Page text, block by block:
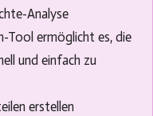
Analyse
Tool ermöglicht es, die
und einfach zu
erstellen